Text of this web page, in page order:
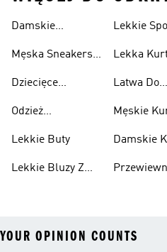
Damskie
Przewiewne
Męska Sneakersy
Dziecięce
Przewiewne
Odzież
Lekkie Buty
Lekkie Bluzy Z
Lekkie
Lekka
Latwa Do
Kurtki
Męskie
Damskie
YOUR OPINION COUNTS